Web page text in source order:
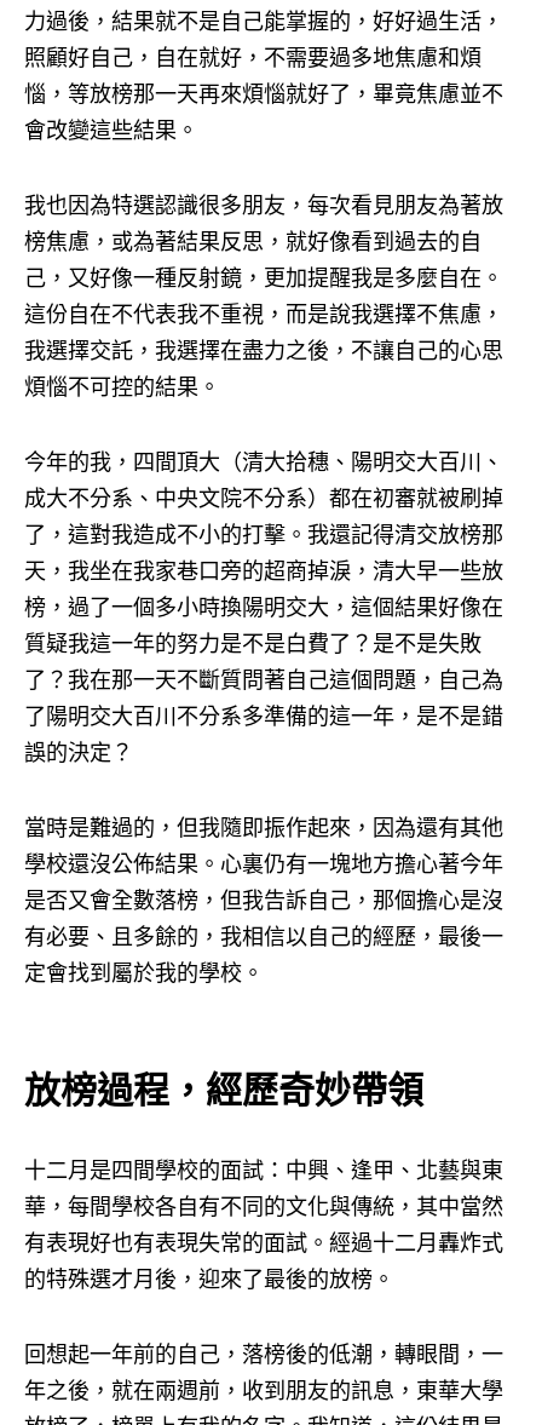
力過後，結果就不是自己能掌握的，好好過生活，
照顧好自己，自在就好，不需要過多地焦慮和煩
惱，等放榜那一天再來煩惱就好了，畢竟焦慮並不
會改變這些結果。
我也因為特選認識很多朋友，每次看見朋友為著放
榜焦慮，或為著結果反思，就好像看到過去的自
己，又好像一種反射鏡，更加提醒我是多麼自在。
這份自在不代表我不重視，而是說我選擇不焦慮，
我選擇交託，我選擇在盡力之後，不讓自己的心思
煩惱不可控的結果。
今年的我，四間頂大（清大拾穗、陽明交大百川、
成大不分系、中央文院不分系）都在初審就被刷掉
了，這對我造成不小的打擊。我還記得清交放榜那
天，我坐在我家巷口旁的超商掉淚，清大早一些放
榜，過了一個多小時換陽明交大，這個結果好像在
質疑我這一年的努力是不是白費了？是不是失敗
了？我在那一天不斷質問著自己這個問題，自己為
了陽明交大百川不分系多準備的這一年，是不是錯
誤的決定？
當時是難過的，但我隨即振作起來，因為還有其他
學校還沒公佈結果。心裏仍有一塊地方擔心著今年
是否又會全數落榜，但我告訴自己，那個擔心是沒
有必要、且多餘的，我相信以自己的經歷，最後一
定會找到屬於我的學校。
放榜過程，經歷奇妙帶領
十二月是四間學校的面試：中興、逢甲、北藝與東
華，每間學校各自有不同的文化與傳統，其中當然
有表現好也有表現失常的面試。經過十二月轟炸式
的特殊選才月後，迎來了最後的放榜。
回想起一年前的自己，落榜後的低潮，轉眼間，一
年之後，就在兩週前，收到朋友的訊息，東華大學